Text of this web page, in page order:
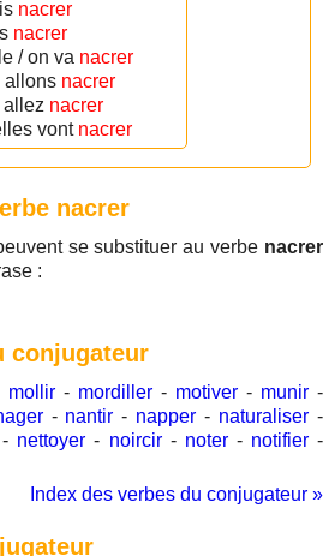
nacrer
nacrer
/ on va nacrer
allons nacrer
nacrer
vont nacrer
nacrer
se substituer au verbe nacrer
:
conjugateur
mollir - mordiller - motiver - munir -
- nantir - napper - naturaliser -
- nettoyer - noircir- noter- notifier-
Index des verbes du conjugateur »